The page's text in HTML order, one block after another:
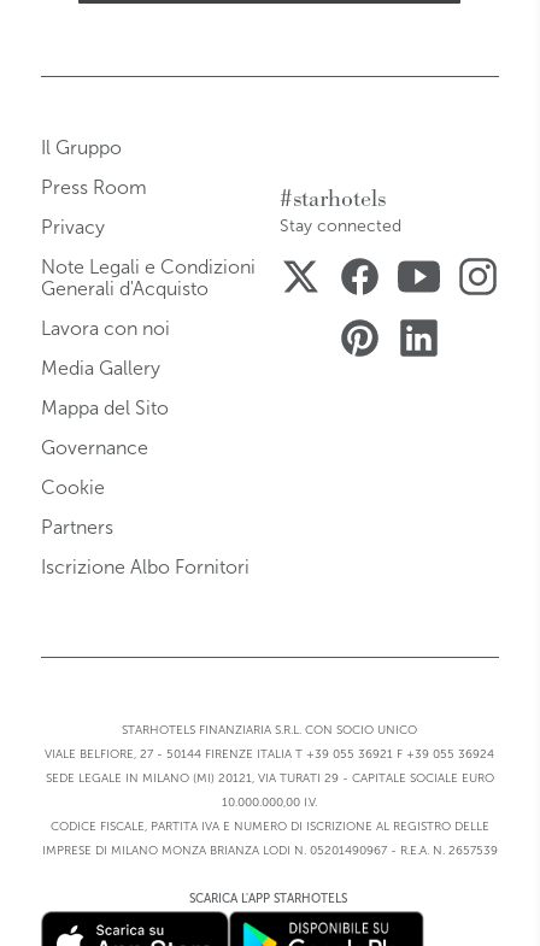
#starhotels
Stay connected
Il Gruppo
Press Room
Privacy
Note Legali e Condizioni
Generali d'Acquisto
Lavora con noi
Media Gallery
Mappa del Sito
Governance
Cookie
Partners
Iscrizione Albo Fornitori
STARHOTELS FINANZIARIA S.R.L. CON SOCIO UNICO
VIALE BELFIORE, 27 - 50144 FIRENZE ITALIA T +39 055 36921 F +39 055 36924
SEDE LEGALE IN MILANO (MI) 20121, VIA TURATI 29 - CAPITALE SOCIALE EURO
10.000.000,00 I.V.
CODICE FISCALE, PARTITA IVA E NUMERO DI ISCRIZIONE AL REGISTRO DELLE
IMPRESE DI MILANO MONZA BRIANZA LODI N. 05201490967 - R.E.A. N. 2657539
SCARICA L'APP STARHOTELS